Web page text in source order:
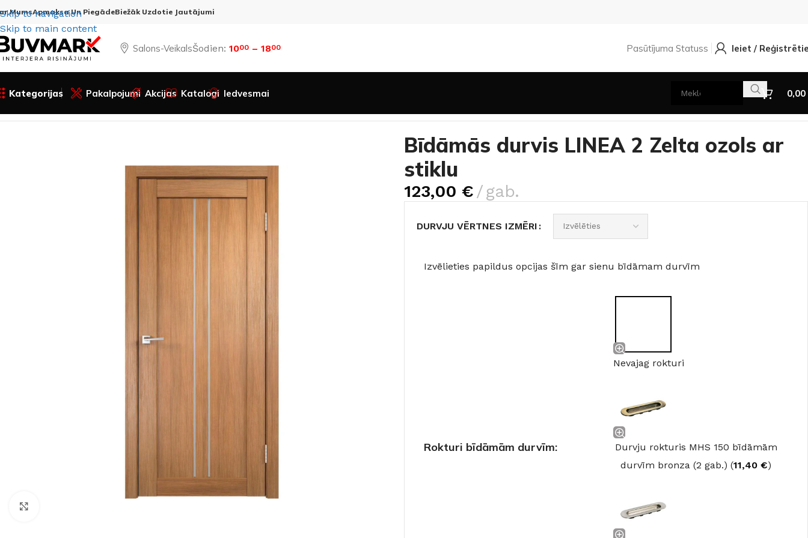
Skip to navigation
Skip to main content
MumsApmaksa Un PiegādeBiežāk Uzdotie Jautājumi
Salons-VeikalsŠodien: 1000 – 1800 Pasūtījuma Statuss Ieiet /
Kategorijas Pakalpojumi Akcijas Katalogi Iedvesmai
0,00
Bīdāmās durvis LINEA 2 Zelta ozols ar
stiklu
123,00 € gab.
DURVJU VĒRTNES IZMĒRI
Izvēlieties papildus opcijas šīm gar sienu bīdāmam durvīm
Rokturi bīdāmām durvīm:
Nevajag rokturi
Durvju rokturis MHS 150 bīdāmām
durvīm bronza (2 gab.) (11,40 €)